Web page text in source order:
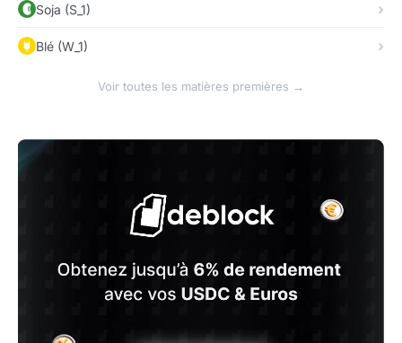
Soja (S_1)
Blé (W_1)
Voir toutes les matières premières →